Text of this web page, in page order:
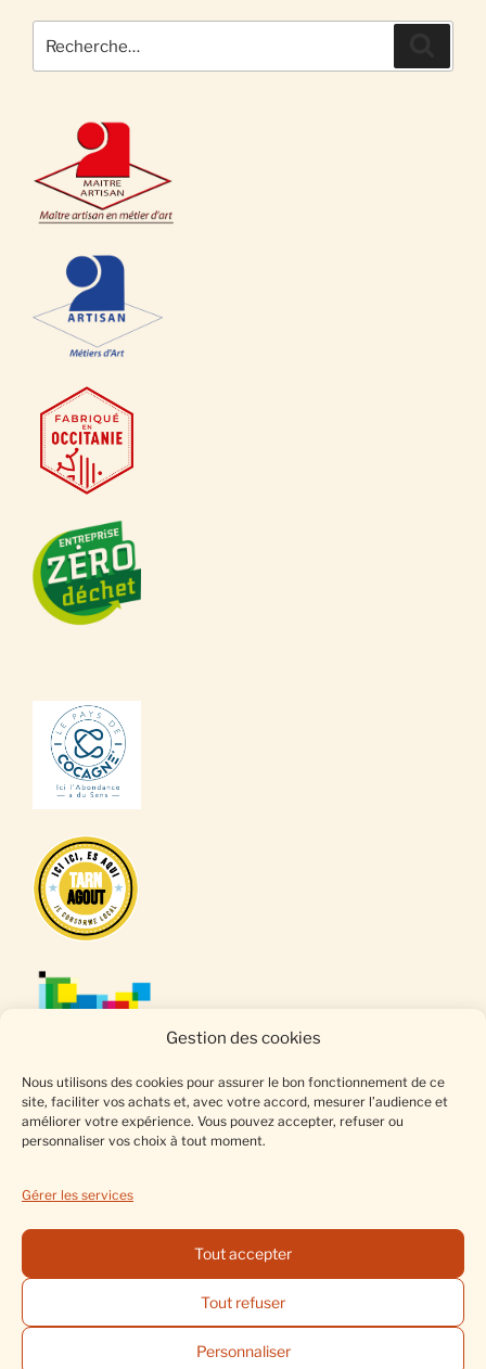
Gestion des cookies
Nous utilisons des cookies pour assurer le bon fonctionnement de ce
site, faciliter vos achats et, avec votre accord, mesurer l’audience et
améliorer votre expérience. Vous pouvez accepter, refuser ou
personnaliser vos choix à tout moment.
Gérer les services
Tout accepter
Tout refuser
Personnaliser
pour
Mentions légales·Conditions Générales de Vente·
Politique de confidentialité·Gestion des cookies